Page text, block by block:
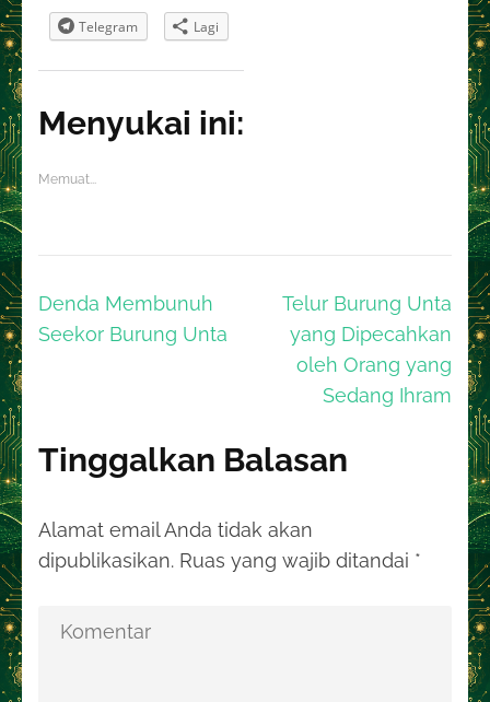
Telegram Lagi
Menyukai ini:
Memuat...
Navigasi
pos
Denda Membunuh
Seekor Burung Unta
Telur Burung Unta
yang Dipecahkan
oleh Orang yang
Sedang Ihram
Tinggalkan Balasan
Alamat email Anda tidak akan
dipublikasikan. Ruas yang wajib ditandai *